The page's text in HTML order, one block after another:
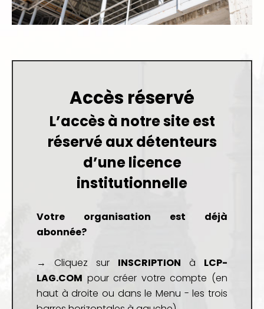
Accès réservé
L’accès à notre site est
réservé aux détenteurs
d’unelicence
institutionnelle
Votre organisation est déjà
abonnée?
→ Cliquez sur INSCRIPTION à LCP-
LAG.COM pour créer votre compte (en
haut à droite ou dans le Menu - les trois